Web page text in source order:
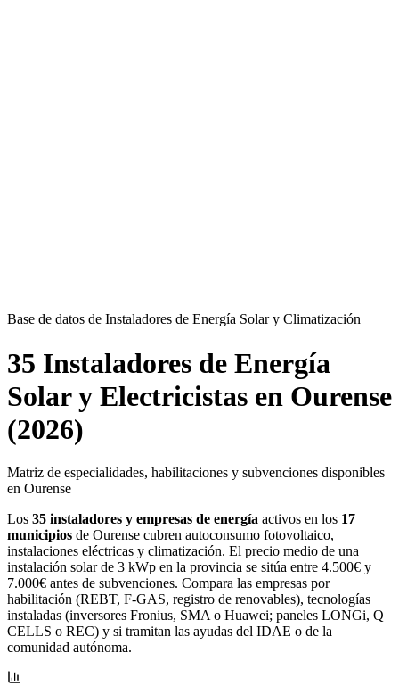
Base de datos de Instaladores de Energía Solar y Climatización
35 Instaladores de Energía
Solar y Electricistas en Ourense
(2026)
Matriz de especialidades, habilitaciones y subvenciones disponibles
en Ourense
Los 35 instaladores y empresas de energía activos en los 17
municipios de Ourense cubren autoconsumo fotovoltaico,
instalaciones eléctricas y climatización. El precio medio de una
instalación solar de 3 kWp en la provincia se sitúa entre 4.500€ y
7.000€ antes de subvenciones. Compara las empresas por
habilitación (REBT, F-GAS, registro de renovables), tecnologías
instaladas (inversores Fronius, SMA o Huawei; paneles LONGi, Q
CELLS o REC) y si tramitan las ayudas del IDAE o de la
comunidad autónoma.